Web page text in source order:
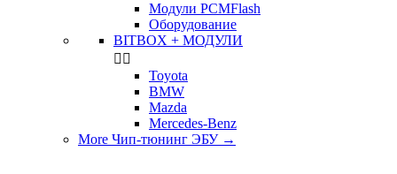
Модули PCMFlash
Оборудование
BITBOX + МОДУЛИ
 
Toyota
BMW
Mazda
Mercedes-Benz
More Чип-тюнинг ЭБУ →